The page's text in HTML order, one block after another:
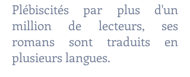
Plébiscités par plus d'un
million de lecteurs, ses
romans sont traduits en
plusieurs langues.